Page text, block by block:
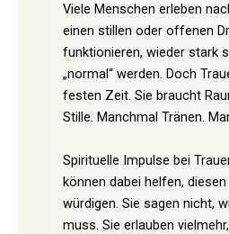
Viele Menschen erleben
einen stillen oder offenen
funktionieren, wieder stark
„normal“ werden. Doch
festen Zeit. Sie braucht
Stille. Manchmal Tränen.
Spirituelle Impulse bei
können dabei helfen,
würdigen. Sie sagen nicht,
muss. Sie erlauben